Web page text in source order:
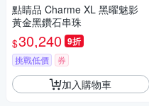
點睛品 Charme XL 黑曜魅影
黃金黑鑽石串珠
$30,240 9折
挑戰低價 券
加入購物車